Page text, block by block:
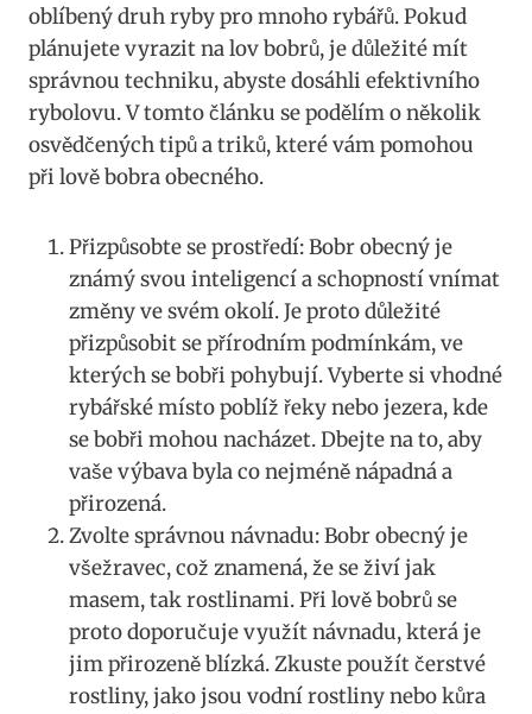
oblíbený druh ryby pro mnoho rybářů. Pokud
plánujete vyrazit na lov bobrů, je důležité mít
správnou techniku, ​abyste dosáhli efektivního
rybolovu. V tomto článku se podělím o několik
osvědčených tipů a triků, ‌které ​vám ⁢pomohou
při lově‌ bobra obecného.
Přizpůsobte se⁣ prostředí: Bobr obecný ⁢je
známý svou ⁤inteligencí a schopností vnímat
⁢změny ve svém ⁣okolí. Je proto důležité
přizpůsobit se⁤ přírodním podmínkám, ve⁣
kterých se bobři pohybují.⁢ Vyberte ​si vhodné
‍rybářské místo poblíž řeky nebo jezera, kde‍
se⁤ bobři mohou⁢ nacházet. Dbejte ‌na to, aby
vaše‌ výbava byla‌ co ⁤nejméně​ nápadná a
přirozená.
Zvolte správnou návnadu: Bobr obecný​ je
všežravec, ⁤což⁢ znamená, že ‌se živí jak
masem, tak rostlinami. Při lově bobrů se
proto‍ doporučuje‌ využít návnadu,‍ která⁤ je
jim ⁢přirozeně blízká. Zkuste použít čerstvé
rostliny, jako jsou vodní rostliny nebo kůra